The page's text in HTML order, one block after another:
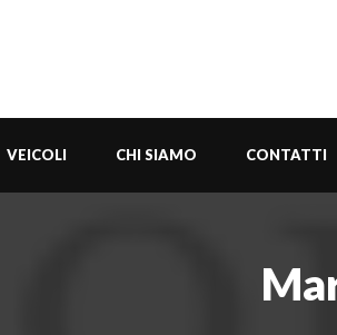
VEICOLI CHI SIAMO CONTATTI